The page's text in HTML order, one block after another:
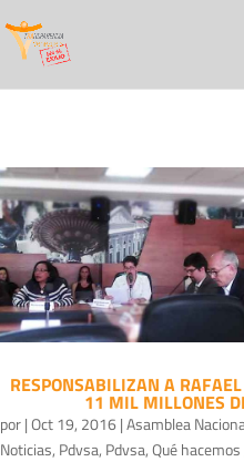
RESPONSABILIZAN A
11 MIL MILLONES
por|Oct 19, 2016|Asamblea
Noticias, Pdvsa, Pdvsa,Qué hacemos